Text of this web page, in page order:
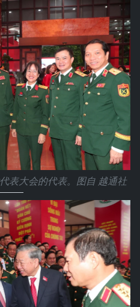
表大会的代表。图自 越通社